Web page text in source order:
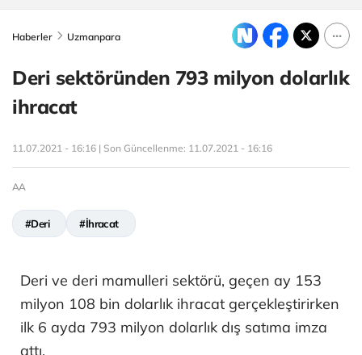
Haberler Uzmanpara
Deri sektöründen 793 milyon dolarlık
ihracat
11.07.2021 - 16:16 | Son Güncellenme: 11.07.2021 - 16:16
AA
#Deri #İhracat
Deri ve deri mamulleri sektörü, geçen ay 153
milyon 108 bin dolarlık ihracat gerçekleştirirken
ilk 6 ayda 793 milyon dolarlık dış satıma imza
attı.